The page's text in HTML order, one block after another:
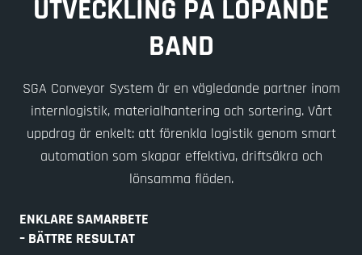
UTVECKLING PÅ LÖPANDE
BAND
SGA Conveyor System är en vägledande partner inom
internlogistik, materialhantering och sortering. Vårt
uppdrag är enkelt: att förenkla logistik genom smart
automation som skapar effektiva, driftsäkra och
lönsamma flöden.
ENKLARE SAMARBETE
– BÄTTRE RESULTAT